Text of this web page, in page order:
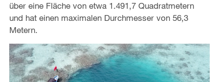
über eine Fläche von etwa 1.491,7 Quadratmetern
und hat einen maximalen Durchmesser von 56,3
Metern.